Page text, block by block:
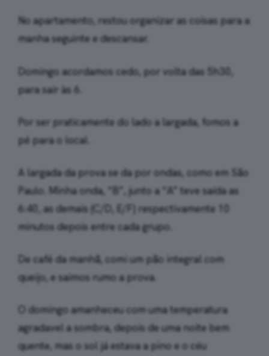
No apartamento, restou organizar as coisas para a
manha seguinte e descansar.
Domingo acordamos cedo, por volta das 5h30,
para sair às 6.
Por ser praticamente do lado a largada, fomos a
pé para o local.
A largada da prova se da por ondas, como em São
Paulo. Minha onda, “B”, junto a “A” teve saída as
6:40, as demais (C/D, E/F) respectivamente 10
minutos depois entre cada grupo.
De café da manhã, comi um pão integral com
queijo, e saimos rumo a prova.
O domingo amanheceu com uma temperatura
agradavel a sombra, depois de uma noite bem
quente, mas o sol já estava a pino e o céu